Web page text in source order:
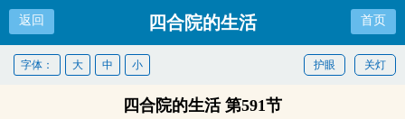
返回 四合院的生活 首页
关灯
护眼
字体： 大 中 小
四合院的生活 第591节